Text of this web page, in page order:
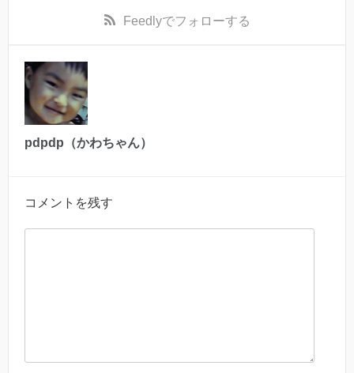
Feedlyでフォローする
pdpdp（かわちゃん）
コメントを残す